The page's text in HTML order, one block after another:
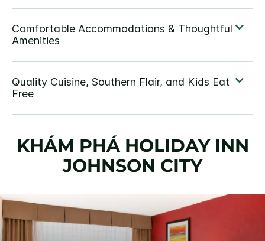
KHÁM PHÁ HOLIDAY INN
JOHNSON CITY